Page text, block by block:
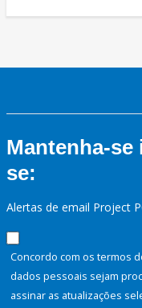
Mantenha-
se:
Alertas de email Project
Concordo com os termos
dados pessoais sejam
assinar as atualizações